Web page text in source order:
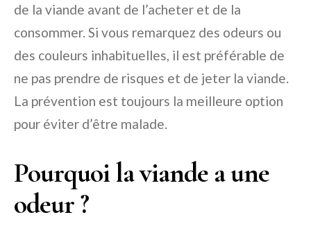
de la viande avant de l’acheter et de la
consommer. Si vous remarquez des odeurs ou
des couleurs inhabituelles, il est préférable de
ne pas prendre de risques et de jeter la viande.
La prévention est toujours la meilleure option
pour éviter d’être malade.
Pourquoi la viande a une
odeur ?